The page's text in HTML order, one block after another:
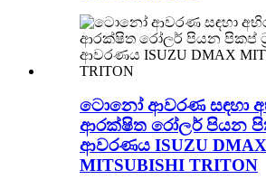
ටොනෝ ආවරණ සඳහා
ආරක්ෂිත රෝලර් පියන
ආවරණය ISUZU DMAX
MITSUBISHI TRITON